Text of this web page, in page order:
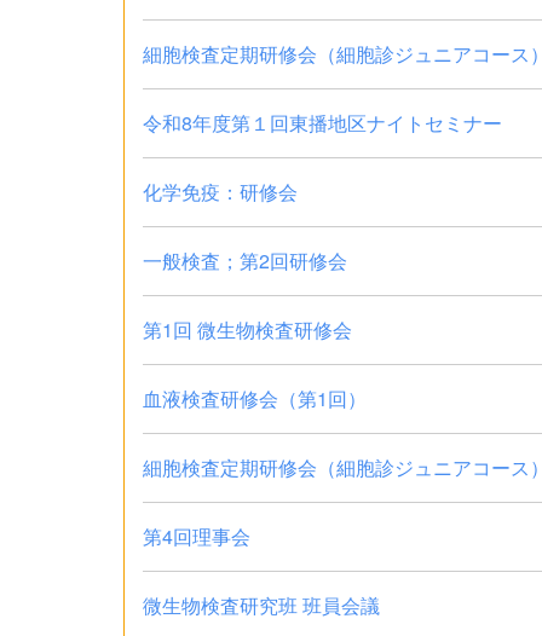
細胞検査定期研修会（細胞診ジュニアコース
令和8年度第１回東播地区ナイトセミナー
化学免疫：研修会
一般検査；第2回研修会
第1回 微生物検査研修会
血液検査研修会（第1回）
細胞検査定期研修会（細胞診ジュニアコース
第4回理事会
微生物検査研究班 班員会議